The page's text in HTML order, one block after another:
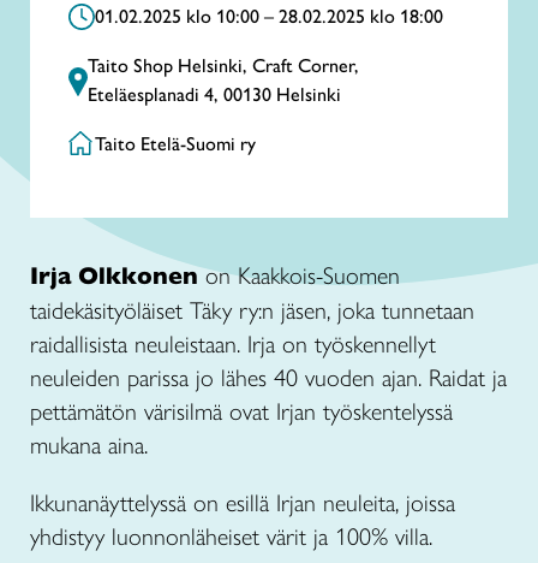
01.02.2025 klo 10:00 – 28.02.2025 klo 18:00
Taito Shop Helsinki, Craft Corner,
Eteläesplanadi 4, 00130 Helsinki
Taito Etelä-Suomi ry
Irja Olkkonenon Kaakkois-Suomen
taidekäsityöläiset Täky ry:n jäsen, joka tunnetaan
raidallisista neuleistaan. Irja on työskennellyt
neuleiden parissa jo lähes 40 vuoden ajan. Raidat ja
pettämätön värisilmä ovat Irjan työskentelyssä
mukana aina.
Ikkunanäyttelyssä on esillä Irjan neuleita, joissa
yhdistyy luonnonläheiset värit ja 100% villa.